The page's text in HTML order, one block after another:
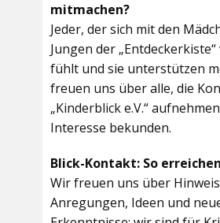
mitmachen?
Jeder, der sich mit den
Jungen der
fühlt und sie unterstützen
freuen uns über alle, die
„Kinderblick e.V.“
Interesse bekunden.
Blick-Kontakt: So
Wir freuen uns über
Anregungen, Ideen und